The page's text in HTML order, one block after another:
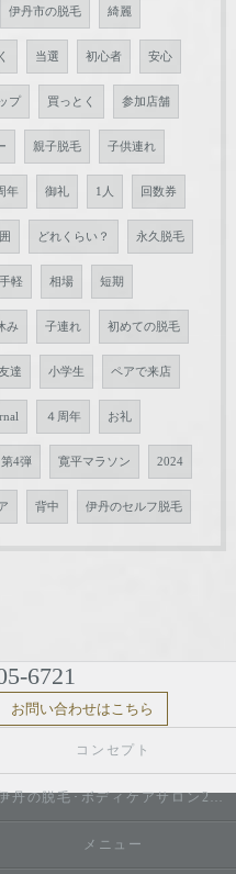
伊丹市の脱毛 綺麗
当選 初心者 安心
プ 買っとく 参加店舗
親子脱毛 子供連れ
年 御礼 1人 回数券
どれくらい？ 永久脱毛
手軽 相場 短期
み 子連れ 初めての脱毛
達 小学生 ペアで来店
４周年 お礼
第4弾 寛平マラソン 2024
背中 伊丹のセルフ脱毛
6721
お問い合わせはこちら
コンセプト
伊丹の脱毛･ボディケアサロン2do1セルフ脱毛とタイ古式のお店の評判
メニュー